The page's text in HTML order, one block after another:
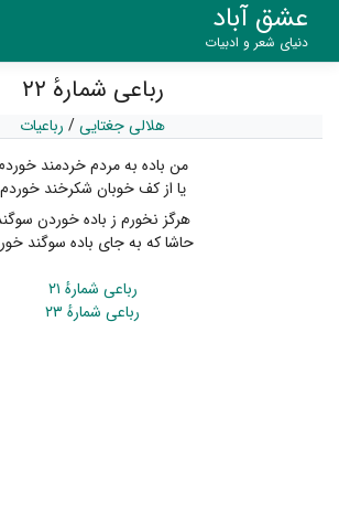
عشق آباد
دنیای شعر و ادبیات
رباعی شمارهٔ ۲۲
هلالی جغتایی/ رباعیات
من باده به مردم خردمند
یا از کف خوبان شکرخند خوردم
هرگز نخورم ز باده خوردن
حاشا که به جای باده سوگند
رباعی شمارهٔ ۲۱
رباعی شمارهٔ ۲۳